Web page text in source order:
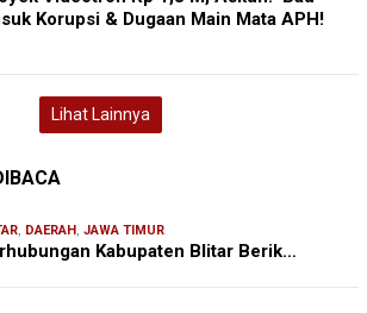
Korupsi & Dugaan Main Mata APH!
Lihat Lainnya
, DAERAH , JAWA TIMUR
Kabupaten Blitar Berik…